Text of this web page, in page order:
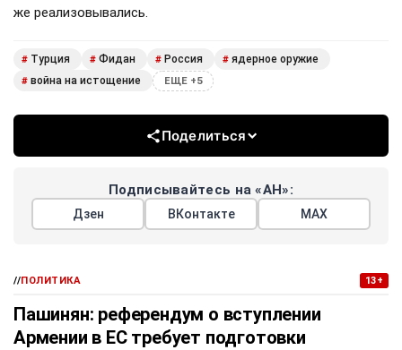
же реализовывались.
# Турция # Фидан # Россия # ядерное оружие
# война на истощение ЕЩЕ +5
Поделиться
Подписывайтесь на «АН»:
Дзен ВКонтакте МАХ
//ПОЛИТИКА 13+
Пашинян: референдум о вступлении
Армении в ЕС требует подготовки